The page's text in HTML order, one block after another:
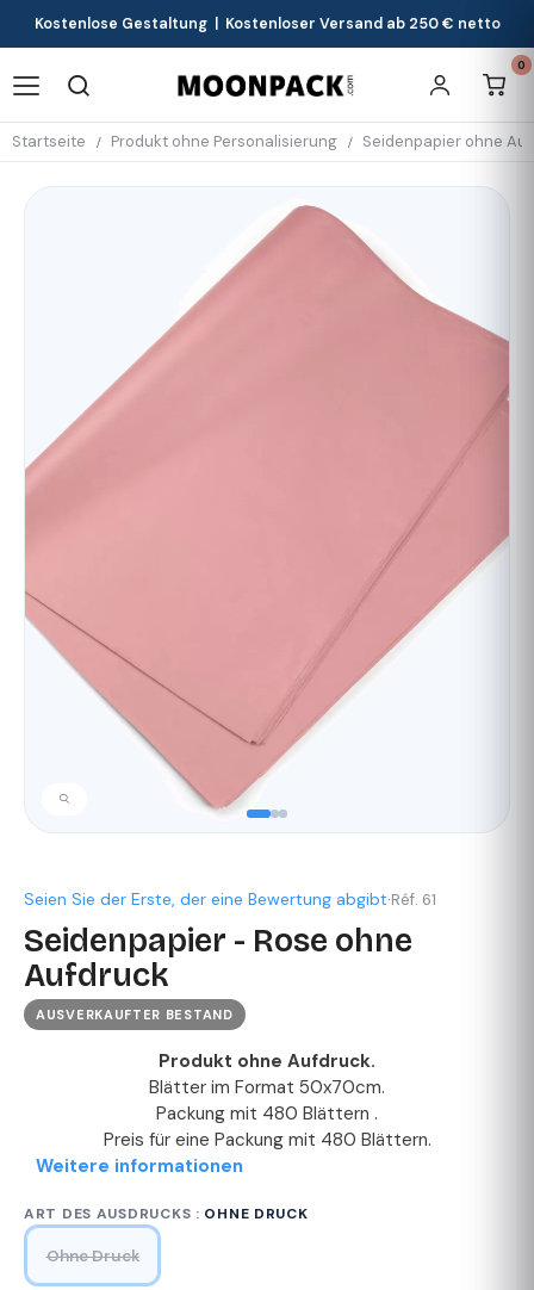
Kostenlose Gestaltung | Kostenloser Versand ab 250 € netto
0
Startseite Produkt ohne Personalisierung Seidenpapier ohne
Seien Sie der Erste, der eine Bewertung abgibt·Réf. 61
Seidenpapier - Rose ohne
Aufdruck
AUSVERKAUFTER BESTAND
Produkt ohne Aufdruck.
Blätter im Format 50x70cm.
Packung mit 480 Blättern .
Preis für eine Packung mit 480 Blättern.
Weitere informationen
ART DES AUSDRUCKS : OHNE DRUCK
Ohne Druck